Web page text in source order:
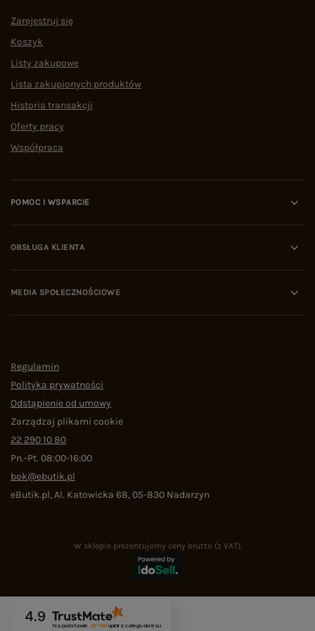
Zarejestruj się
Koszyk
Listy zakupowe
Lista zakupionych produktów
Historia transakcji
Oferty pracy
Współpraca
POMOC I WSPARCIE
OBSŁUGA KLIENTA
MEDIA SPOŁECZNOŚCIOWE
Regulamin
Polityka prywatności
Odstąpienie od umowy
Zarządzaj plikami cookie
22 290 10 80
Pn.-Pt. 08:00-16:00
bok@ebutik.pl
eButik.pl,Al. Katowicka 68,05-830 Nadarzyn
W sklepie prezentujemy ceny brutto (z VAT).
4.9
Na podstawie 29 740opinii z całego okresu